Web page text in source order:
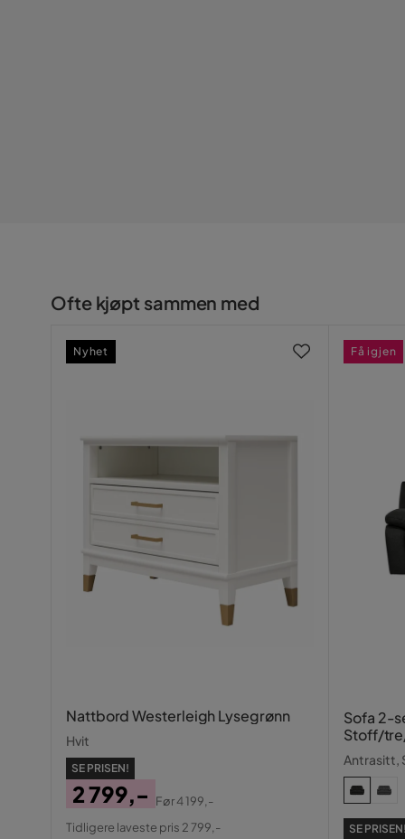
Ofte kjøpt sammen med
Nattbord Westerleigh Lysegrønn
Hvit
SE PRISEN!
Pris
2 799,-
Original
Før4 199,-
Tidligere laveste pris 2 799,-
Nyhet
Sofa 2-
Stoff/
SE PRISEN!
Få igjen